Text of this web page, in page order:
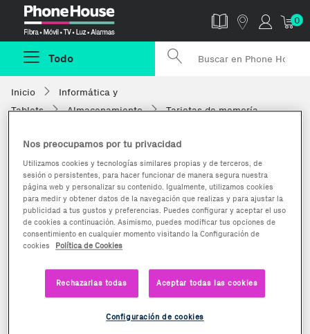
0
Todo
Inicio
Informática y
Tablets
Almacenamiento Tarjetas de memoría
Nos preocupamos por tu privacidad
Utilizamos cookies y tecnologías similares propias y de terceros, de
sesión o persistentes, para hacer funcionar de manera segura nuestra
página web y personalizar su contenido. Igualmente, utilizamos cookies
para medir y obtener datos de la navegación que realizas y para ajustar la
publicidad a tus gustos y preferencias. Puedes configurar y aceptar el uso
de cookies a continuación. Asimismo, puedes modificar tus opciones de
consentimiento en cualquier momento visitando la Configuración de
cookies
Política de Cookies
Rechazarlas todas Aceptar todas las cookies
Configuración de cookies